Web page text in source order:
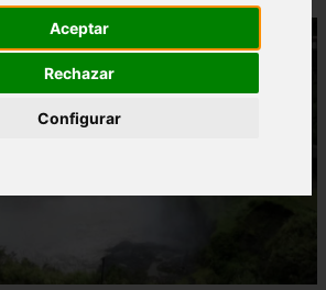
Aceptar
Rechazar
Configurar